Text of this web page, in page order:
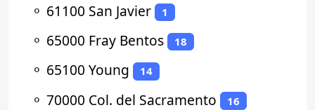
⚬ 61100 San Javier 1
⚬ 65000 Fray Bentos 18
⚬ 65100 Young 14
⚬ 70000 Col. del Sacramento 16